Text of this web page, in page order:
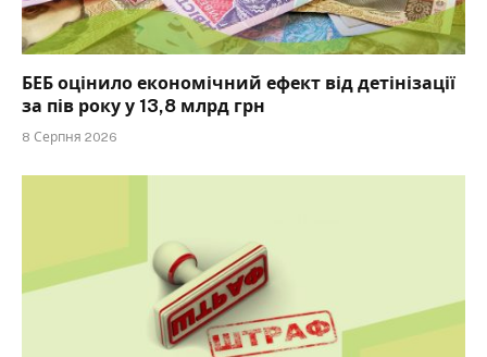
БЕБ оцінило економічний ефект від детінізації
за пів року у 13,8 млрд грн
8 Серпня 2026